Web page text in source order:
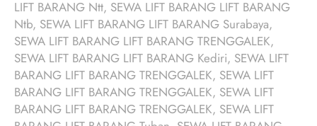
LIFT BARANG Ntt, SEWA LIFT BARANG LIFT BARANG
Ntb, SEWA LIFT BARANG LIFT BARANG Surabaya,
SEWA LIFT BARANG LIFT BARANG TRENGGALEK,
SEWA LIFT BARANG LIFT BARANG Kediri, SEWA LIFT
BARANG LIFT BARANG TRENGGALEK, SEWA LIFT
BARANG LIFT BARANG TRENGGALEK, SEWA LIFT
BARANG LIFT BARANG TRENGGALEK, SEWA LIFT